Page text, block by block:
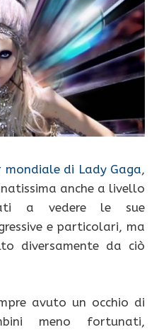
di Lady Gaga,
anche a livello
a vedere le sue
e particolari, ma
diversamente da ciò
avuto un occhio di
meno fortunati,